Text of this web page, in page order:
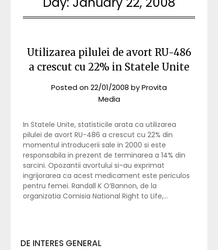
Utilizarea pilulei de avort RU-486
a crescut cu 22% in Statele Unite
Posted on22/01/2008 byProvita
Media
In Statele Unite, statisticile arata ca utilizarea
pilulei de avort RU-486 a crescut cu 22% din
momentul introducerii sale in 2000 si este
responsabila in prezent de terminarea a 14% din
sarcini. Opozantii avortului si-au exprimat
ingrijorarea ca acest medicament este periculos
pentru femei. Randall K O’Bannon, de la
organizatia Comisia National Right to Life,…
DE INTERES GENERAL